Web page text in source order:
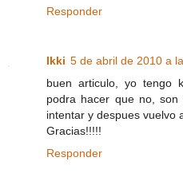
Responder
Ikki 5 de abril de 2010 a
buen articulo, yo tengo
podra hacer que no,
intentar y despues vuelvo
Gracias!!!!!
Responder